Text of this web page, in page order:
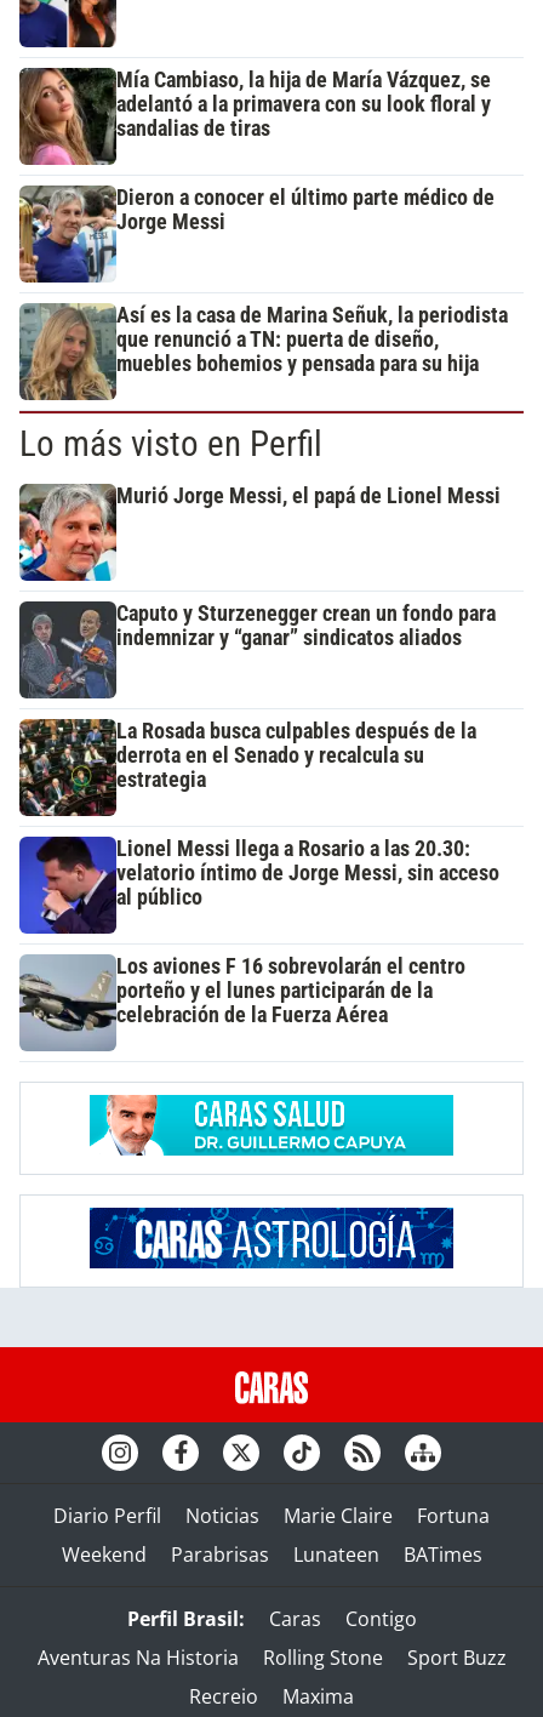
Mía Cambiaso, la hija de María Vázquez, se
adelantó a la primavera con su look floral y
sandalias de tiras
Dieron a conocer el último parte médico de
Jorge Messi
Así es la casa de Marina Señuk, la periodista
que renunció a TN: puerta de diseño,
muebles bohemios y pensada para su hija
Lo más visto en Perfil
Murió Jorge Messi, el papá de Lionel Messi
Caputo y Sturzenegger crean un fondo para
indemnizar y “ganar” sindicatos aliados
La Rosada busca culpables después de la
derrota en el Senado y recalcula su
estrategia
Lionel Messi llega a Rosario a las 20.30:
velatorio íntimo de Jorge Messi, sin acceso
al público
Los aviones F 16 sobrevolarán el centro
porteño y el lunes participarán de la
celebración de la Fuerza Aérea
Diario Perfil Noticias Marie Claire
Fortuna
Weekend
Parabrisas Lunateen BATimes
Perfil Brasil: Caras
Contigo
Aventuras Na Historia
Rolling Stone
Sport Buzz
Recreio
Maxima